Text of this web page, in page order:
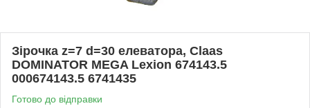
Зірочка z=7 d=30 елеватора, Claas
DOMINATOR MEGA Lexion 674143.5
000674143.5 6741435
Готово до відправки